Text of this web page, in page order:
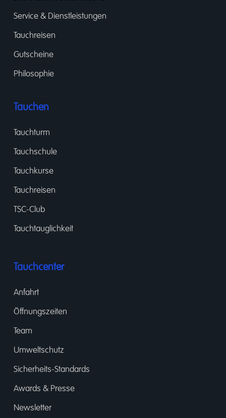
Service & Dienstleistungen
Tauchreisen
Gutscheine
Philosophie
Tauchen
Tauchturm
Tauchschule
Tauchkurse
Tauchreisen
TSC-Club
Tauchtauglichkeit
Tauchcenter
Anfahrt
Öffnungszeiten
Team
Umweltschutz
Sicherheits-Standards
Awards & Presse
Newsletter